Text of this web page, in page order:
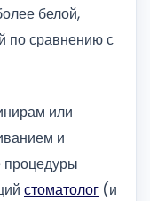
белой,
по сравнению с
или
и
процедуры
стоматолог (и